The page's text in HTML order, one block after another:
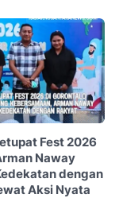
Fest 2026
Naway
dengan
Aksi Nyata